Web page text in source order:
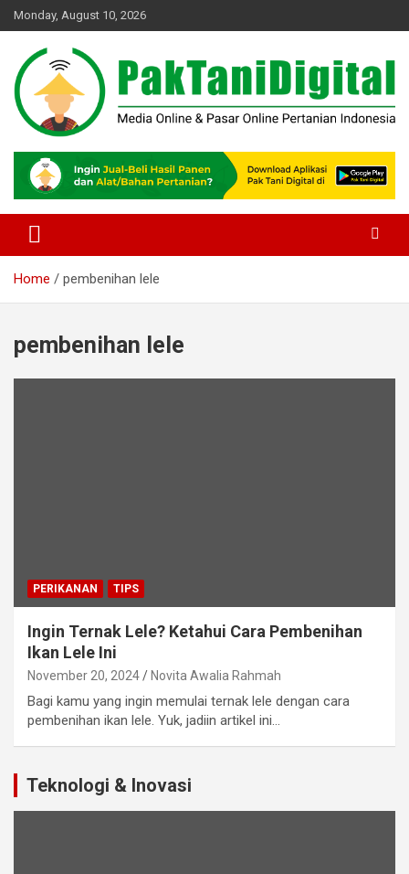
Skip
to
content
Monday, August 10, 2026
Pak Tani Digital
Home pembenihan lele
pembenihan lele
PERIKANAN TIPS
Ingin Ternak Lele? Ketahui Cara Pembenihan
Ikan Lele Ini
November 20, 2024 Novita Awalia Rahmah
Bagi kamu yang ingin memulai ternak lele dengan cara
pembenihan ikan lele. Yuk, jadiin artikel ini…
Teknologi & Inovasi